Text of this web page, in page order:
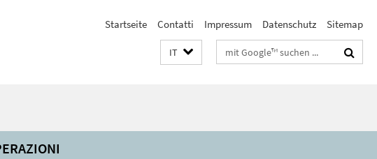
Startseite Contatti Impressum Datenschutz Sitemap
IT Suchbegriffe